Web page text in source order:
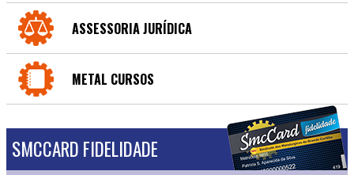
ASSESSORIA JURÍDICA
METAL CURSOS
SMCCARD FIDELIDADE